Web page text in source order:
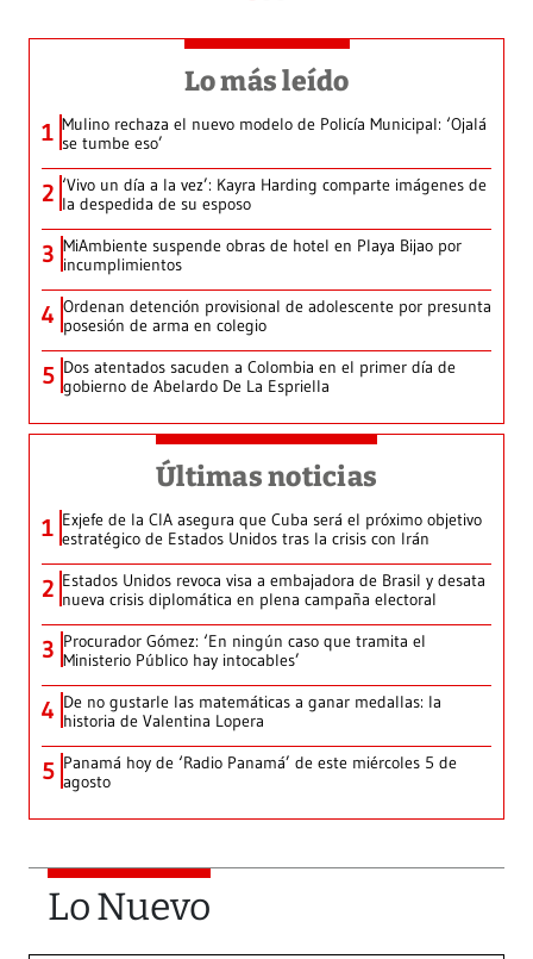
Lo más leído
1 Mulino rechaza el nuevo modelo de Policía Municipal: ‘Ojalá
se tumbe eso’
2 ‘Vivo un día a la vez’: Kayra Harding comparte imágenes de
la despedida de su esposo
3 MiAmbiente suspende obras de hotel en Playa Bijao por
incumplimientos
4 Ordenan detención provisional de adolescente por presunta
posesión de arma en colegio
5 Dos atentados sacuden a Colombia en el primer día de
gobierno de Abelardo De La Espriella
Últimas noticias
1 Exjefe de la CIA asegura que Cuba será el próximo objetivo
estratégico de Estados Unidos tras la crisis con Irán
2 Estados Unidos revoca visa a embajadora de Brasil y desata
nueva crisis diplomática en plena campaña electoral
3 Procurador Gómez: ‘En ningún caso que tramita el
Ministerio Público hay intocables’
4 De no gustarle las matemáticas a ganar medallas: la
historia de Valentina Lopera
5 Panamá hoy de ‘Radio Panamá’ de este miércoles 5 de
agosto
Lo Nuevo